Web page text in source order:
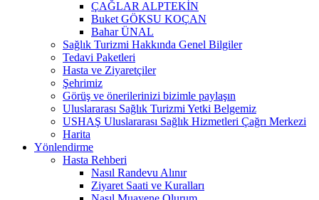
ÇAĞLAR ALPTEKİN
Buket GÖKSU KOÇAN
Bahar ÜNAL
Sağlık Turizmi Hakkında Genel Bilgiler
Tedavi Paketleri
Hasta ve Ziyaretçiler
Şehrimiz
Görüş ve önerilerinizi bizimle paylaşın
Uluslararası Sağlık Turizmi Yetki Belgemiz
USHAŞ Uluslararası Sağlık Hizmetleri Çağrı Merkezi
Harita
Yönlendirme
Hasta Rehberi
Nasıl Randevu Alınır
Ziyaret Saati ve Kuralları